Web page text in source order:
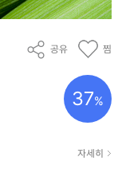
공유 찜
37%
자세히